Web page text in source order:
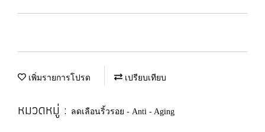
เพิ่มรายการโปรด เปรียบเทียบ
หมวดหมู่ : ลดเลือนริ้วรอย - Anti - Aging